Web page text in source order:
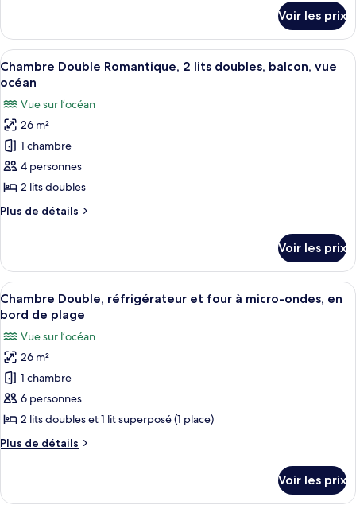
Confort,
lits
doubles,
patio,
vue
partielle
sur
l'océan
le
type
de
chambre
Double
Confort,
2
lits
doubles,
vue
partielle
sur
Voir les prix
Afficher
toutes
photos
pour
ce
type
de
chambre :
Chambre
Romantique,
lits
doubles,
balcon,
vue
océan
Une chambre d’hôtel avec deux lits,
10
Chambre Double Romantique, 2 lits doubles, balcon, vue
océan
Vue sur l’océan
26 m²
1 chambre
4 personnes
2 lits doubles
Plus de détails
Plus
le
type
de
chambre
Double
Romantique,
2
lits
doubles,
vue
océan
Voir les prix
Afficher
toutes
photos
pour
ce
type
de
chambre :
Chambre
réfrigérateur
Une chambre d’hôtel avec deux
7
Chambre Double, réfrigérateur et four à micro-ondes, en
bord de plage
Vue sur l’océan
26 m²
1 chambre
6 personnes
2 lits doubles et 1 lit superposé (1 place)
Plus de détails
Plus
le
Voir les prix